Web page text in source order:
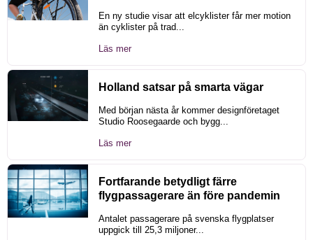
En ny studie visar att elcyklister får mer motion
än cyklister på trad...
Läs mer
Holland satsar på smarta vägar
Med början nästa år kommer designföretaget
Studio Roosegaarde och bygg...
Läs mer
Fortfarande betydligt färre
flygpassagerare än före pandemin
Antalet passagerare på svenska flygplatser
uppgick till 25,3 miljoner...